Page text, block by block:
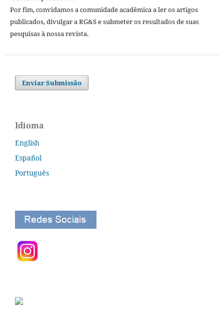
Por fim, convidamos a comunidade acadêmica a ler os artigos
publicados, divulgar a RG&S e submeter os resultados de suas
pesquisas à nossa revista.
Enviar Submissão
Idioma
English
Español
Português